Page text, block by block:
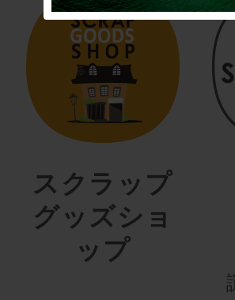
スクラップ
グッズショ
ップ